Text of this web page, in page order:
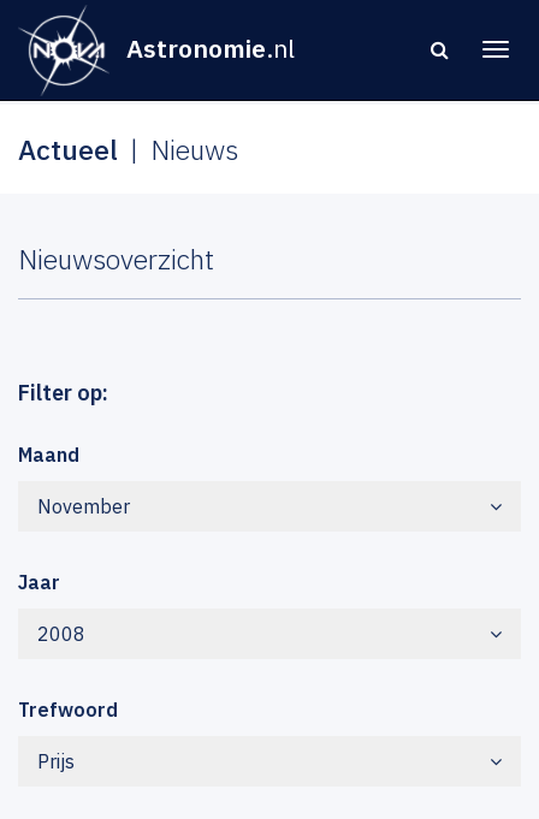
Astronomie.nl
Actueel Nieuws
Nieuwsoverzicht
Filter op:
Maand
November
Jaar
2008
Trefwoord
Prijs